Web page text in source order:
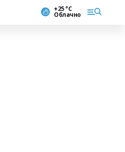
+25 °С
Облачно